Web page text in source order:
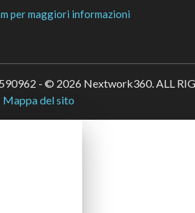
per maggiori informazioni
- © 2026 Nextwork360. ALL
Mappa del sito